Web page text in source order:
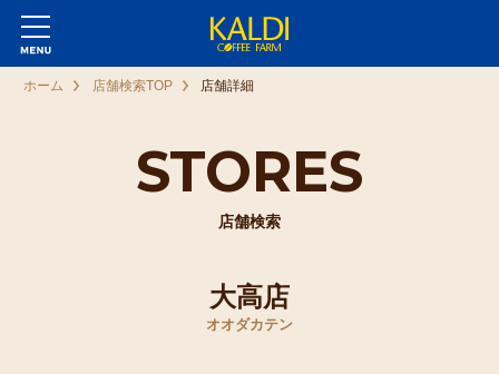
STORES
店舗検索
ホーム 店舗検索TOP 店舗詳細
大高店
オオダカテン